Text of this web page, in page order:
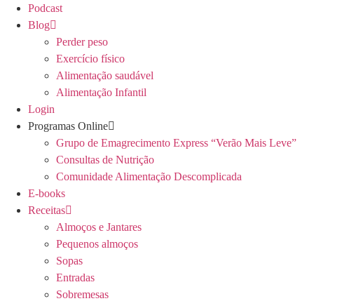
Podcast
Blog
Perder peso
Exercício físico
Alimentação saudável
Alimentação Infantil
Login
Programas Online
Grupo de Emagrecimento Express “Verão Mais Leve”
Consultas de Nutrição
Comunidade Alimentação Descomplicada
E-books
Receitas
Almoços e Jantares
Pequenos almoços
Sopas
Entradas
Sobremesas